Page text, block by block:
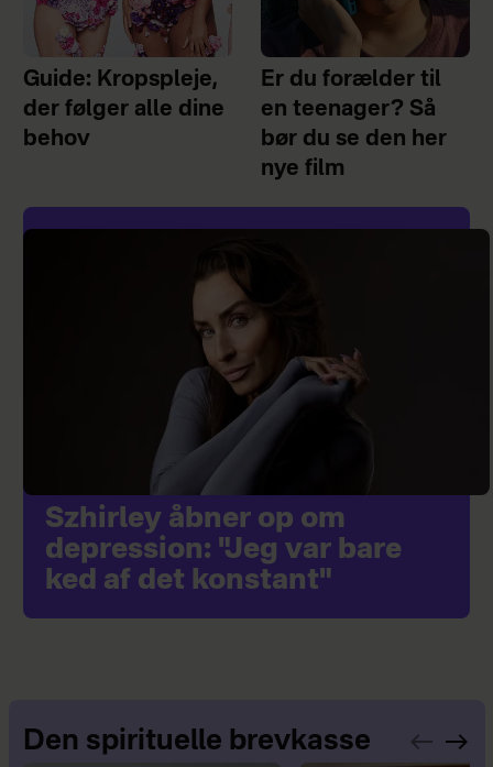
Guide: Kropspleje,
der følger alle dine
behov
Er du forælder til
en teenager? Så
bør du se den her
nye film
Szhirley åbner op om
depression: "Jeg var bare
ked af det konstant"
Den spirituelle brevkasse